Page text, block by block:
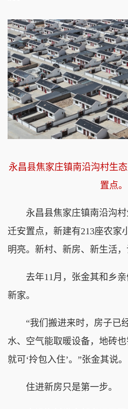
永昌县焦家庄镇南沿沟村生
置点。
永昌县焦家庄镇南沿沟
迁安置点，新建有213座农家
明亮。新村、新房、新生活，
去年11月，张金其和乡亲
新家。
“我们搬进来时，房子已
水、空气能取暖设备，地砖
就可‘拎包入住’。”张金其说。
住进新房只是第一步。